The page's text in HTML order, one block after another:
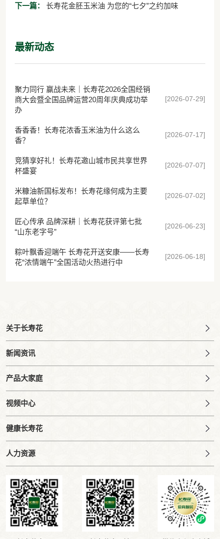
战略收效明显
下一篇： 长寿花金胚玉米油 为您的“七夕”之约加味
最新动态
聚力同行 赢战未来｜长寿花2026全国经销
商大会暨全国品牌运营20周年庆典成功举
办
[2026-07-29]
香香香！长寿花浓香玉米油为什么这么
香？
[2026-07-17]
竞猜享好礼！长寿花邀山城市民共享世界
杯盛宴
[2026-07-07]
米糠油新国标发布！长寿花缘何成为主要
起草单位？
[2026-07-02]
匠心传承 品牌深耕｜长寿花获评第七批
“山东老字号”
[2026-06-23]
粽叶飘香迎端午 长寿花开送安康——长寿
花“浓情端午”全国活动火热进行中
[2026-06-18]
关于长寿花
新闻资讯
产品大家庭
视频中心
健康长寿花
人力资源